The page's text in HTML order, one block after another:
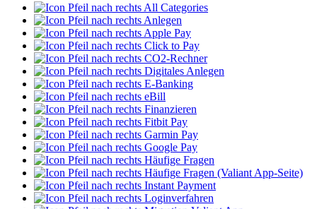
All Categories
Anlegen
Apple Pay
Click to Pay
CO2-Rechner
Digitales Anlegen
E-Banking
eBill
Finanzieren
Fitbit Pay
Garmin Pay
Google Pay
Häufige Fragen
Häufige Fragen (Valiant App-Seite)
Instant Payment
Loginverfahren